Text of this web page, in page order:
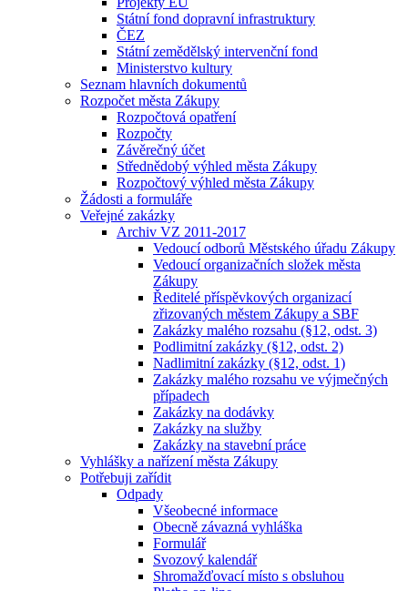
Státní fond dopravní infrastruktury
ČEZ
Státní zemědělský intervenční fond
Ministerstvo kultury
Seznam hlavních dokumentů
Rozpočet města Zákupy
Rozpočtová opatření
Rozpočty
Závěrečný účet
Střednědobý výhled města Zákupy
Rozpočtový výhled města Zákupy
Žádosti a formuláře
Veřejné zakázky
Archiv VZ 2011-2017
Vedoucí odborů Městského úřadu Zákupy
Vedoucí organizačních složek města
Zákupy
Ředitelé příspěvkových organizací
zřizovaných městem Zákupy a SBF
Zakázky malého rozsahu (§12, odst. 3)
Podlimitní zakázky (§12, odst. 2)
Nadlimitní zakázky (§12, odst. 1)
Zakázky malého rozsahu ve výjmečných
případech
Zakázky na dodávky
Zakázky na služby
Zakázky na stavební práce
Vyhlášky a nařízení města Zákupy
Potřebuji zařídit
Odpady
Všeobecné informace
Obecně závazná vyhláška
Formulář
Svozový kalendář
Shromažďovací místo s obsluhou